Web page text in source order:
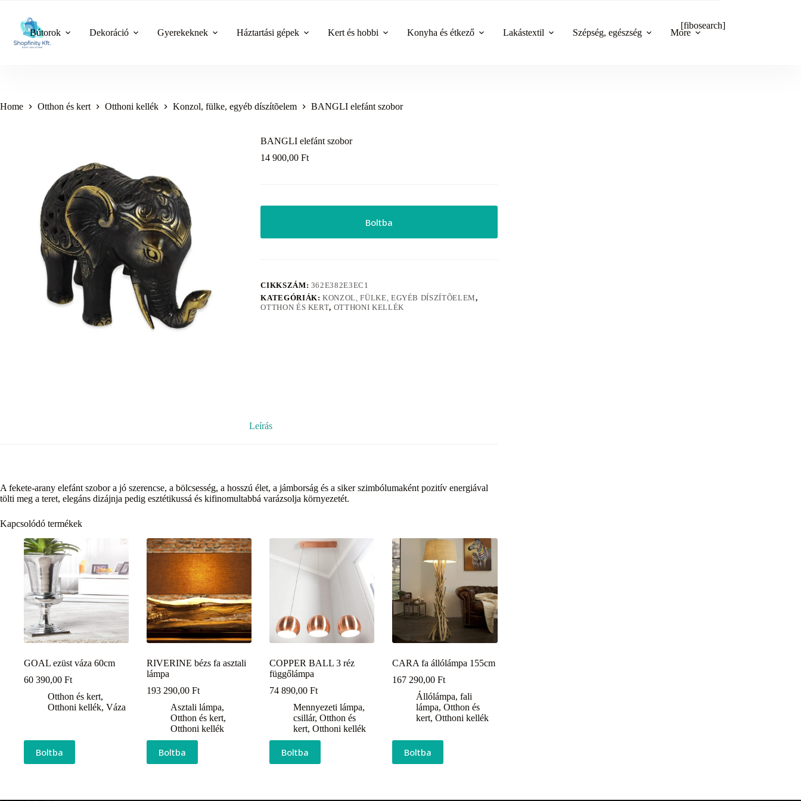
content
Bútorok Dekoráció Gyerekeknek Háztartási gépek Kert és hobbi Konyha és étkező Lakástextil Szépség, egészség More
[fibosearch]
Home Otthon és kert Otthoni kellék Konzol, fülke, egyéb díszítõelem BANGLI elefánt szobor
BANGLI elefánt szobor
14 900,00Ft
Boltba
CIKKSZÁM: 362E382E3EC1
KATEGÓRIÁK:KONZOL, FÜLKE, EGYÉB DÍSZÍTÕELEM,
OTTHON ÉS KERT, OTTHONI KELLÉK
Leírás
A fekete-arany elefánt szobor a jó szerencse, a bölcsesség, a hosszú élet, a jámborság és a siker szimbólumaként pozitív energiával
tölti meg a teret, elegáns dizájnja pedig esztétikussá és kifinomultabbá varázsolja környezetét.
Kapcsolódó termékek
GOAL ezüst váza 60cm
60 390,00 Ft
Otthon és kert,
Otthoni kellék, Váza
Boltba
RIVERINE bézs fa asztali
lámpa
193 290,00Ft
Asztali lámpa,
Otthon és kert,
Otthoni kellék
Boltba
COPPER BALL 3 réz
függőlámpa
74 890,00Ft
Mennyezeti lámpa,
csillár,Otthon és
kert,Otthoni kellék
Boltba
CARA fa állólámpa 155cm
167 290,00Ft
Állólámpa, fali
lámpa,Otthon és
kert,Otthoni kellék
Boltba